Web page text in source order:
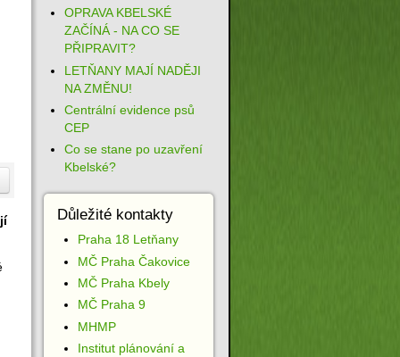
OPRAVA KBELSKÉ
ZAČÍNÁ - NA CO SE
PŘIPRAVIT?
LETŇANY MAJÍ NADĚJI
NA ZMĚNU!
Centrální evidence psů
CEP
Co se stane po uzavření
Kbelské?
Důležité kontakty
Praha 18 Letňany
MČ Praha Čakovice
MČ Praha Kbely
MČ Praha 9
MHMP
Institut plánování a